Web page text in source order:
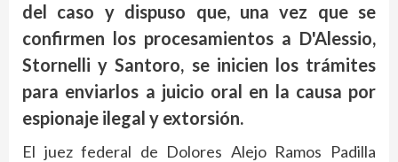
del caso y dispuso que, una vez que se
confirmen los procesamientos a D'Alessio,
Stornelli y Santoro, se inicien los trámites
para enviarlos a juicio oral en la causa por
espionaje ilegal y extorsión.
El juez federal de Dolores Alejo Ramos Padilla